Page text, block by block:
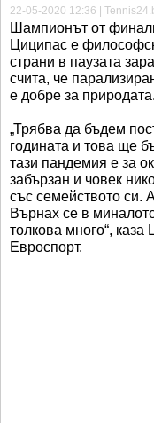
22-05-2020 12:36 |
Шампионът от
Циципас е
страни в паузата
счита, че
е добре за природата.
„Трябва да бъдем
годината и това ще
тази пандемия е за
забързан и човек
със семейството си.
Върнах се в
толкова много“,
Евроспорт.